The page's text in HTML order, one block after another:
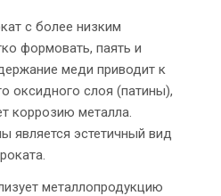
с более низким
формовать, паять и
меди приводит к
оксидного слоя (патины),
коррозию металла.
является эстетичный вид
металлопродукцию